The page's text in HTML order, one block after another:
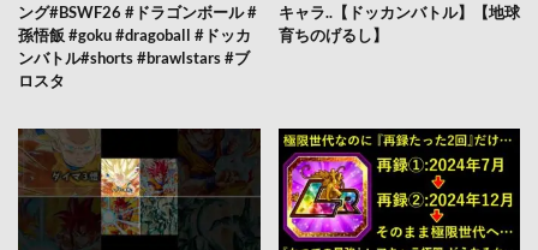
ング#BSWF26 #ドラゴンボール #
孫悟飯 #goku #dragoball #ドッカ
ンバトル#shorts #brawlstars #ブ
ロスタ
キャラ..【ドッカンバトル】【地球
育ちのげるし】